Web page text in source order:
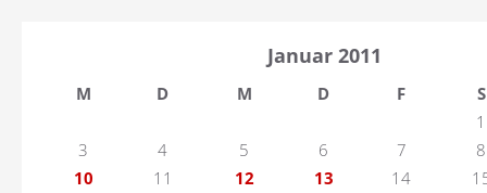
Januar 2011
M D M D F
S
1
3
4 5 6 7
8
10
11 12 13 14